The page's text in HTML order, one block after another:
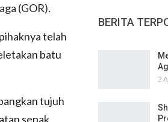
(GOR).
telah
batu
tujuh
sepak
BERITA
2